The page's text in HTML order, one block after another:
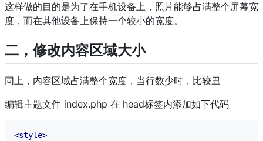
这样做的目的是为了在手机设备上，照片能够占满整个屏幕宽
度，而在其他设备上保持一个较小的宽度。
二，修改内容区域大小
同上，内容区域占满整个宽度，当行数少时，比较丑
编辑主题文件 index.php 在 head标签内添加如下代码
<style>